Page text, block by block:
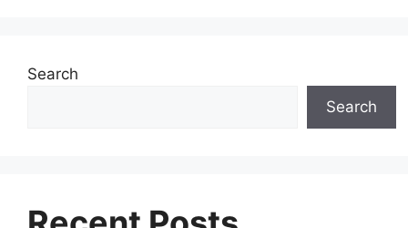
Search
Search